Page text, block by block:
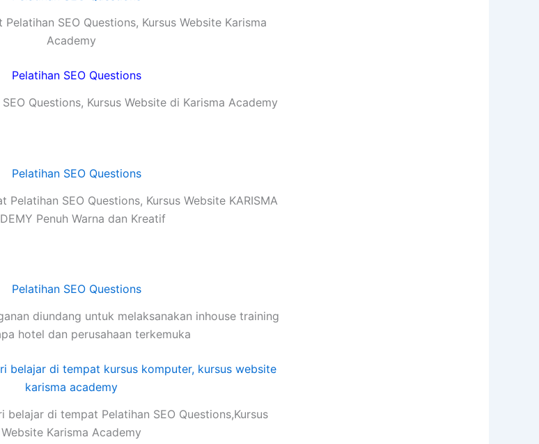
SEO Questions, Kursus Website Karisma
Academy
Questions, Kursus Website di Karisma Academy
Pelatihan SEO Questions, Kursus Website KARISMA
Penuh Warna dan Kreatif
diundang untuk melaksanakan inhouse training
hotel dan perusahaan terkemuka
belajar di tempat Pelatihan SEO Questions,Kursus
Website Karisma Academy